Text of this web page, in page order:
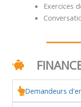
Exercices
Demandeurs